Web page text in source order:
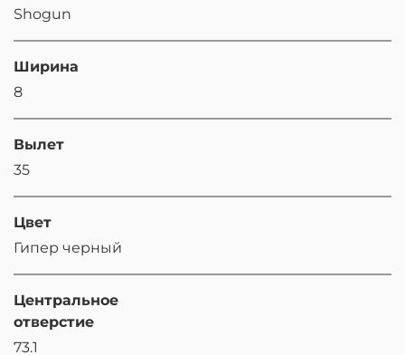
Shogun
Ширина
8
Вылет
35
Цвет
Гипер черный
Центральное
отверстие
73.1